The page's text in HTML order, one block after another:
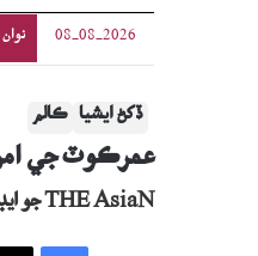
08-08-2026
ڏکڻ ايشيا ڪالم
عمرڪوٽ جي
THE AsiaN جو ايڊيٽر (Editor)